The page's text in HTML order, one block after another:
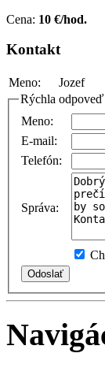
Cena: 10 €/hod.
Kontakt
Meno:
Jozef
Rýchla odpoveď
Meno:
E-mail:
Telefón:
Správa: